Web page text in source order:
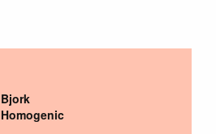
Bjork
Homogenic